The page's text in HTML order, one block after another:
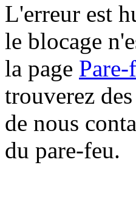
L'erreur est
le blocage
la page
trouverez
de nous
du pare-feu.